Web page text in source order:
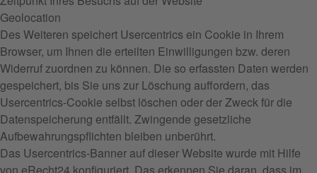
Geolocation
Des Weiteren speichert Usercentrics ein Cookie in Ihrem
Browser, um Ihnen die erteilten Einwilligungen bzw. deren
Widerruf zuordnen zu können. Die so erfassten Daten werden
gespeichert, bis Sie uns zur Löschung auffordern, das
Usercentrics-Cookie selbst löschen oder der Zweck für die
Datenspeicherung entfällt. Zwingende gesetzliche
Aufbewahrungspflichten bleiben unberührt.
Das Usercentrics-Banner auf dieser Website wurde mit Hilfe